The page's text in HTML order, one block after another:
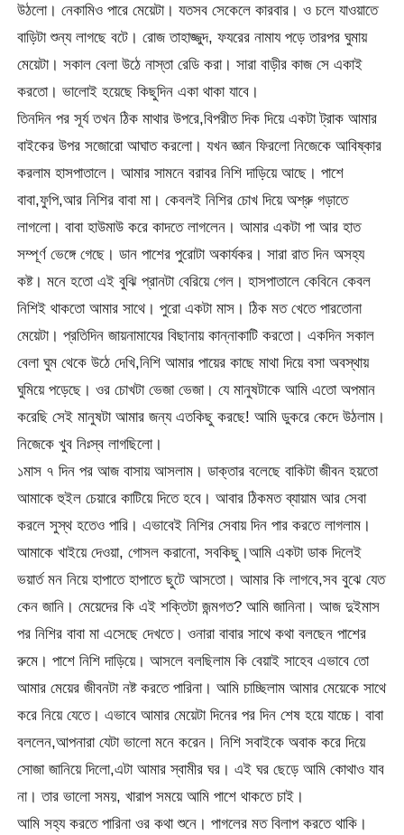
উঠলো। নেকামিও পারে মেয়েটা। যতসব সেকেলে কারবার। ও চলে যাওয়াতে
বাড়িটা শুন্য লাগছে বটে। রোজ তাহাজ্জুদ, ফযরের নামায পড়ে তারপর ঘুমায়
মেয়েটা। সকাল বেলা উঠে নাস্তা রেডি করা। সারা বাড়ীর কাজ সে একাই
করতো। ভালোই হয়েছে কিছুদিন একা থাকা যাবে।
তিনদিন পর সূর্য তখন ঠিক মাথার উপরে,বিপরীত দিক দিয়ে একটা ট্রাক আমার
বাইকের উপর সজোরো আঘাত করলো। যখন জ্ঞান ফিরলো নিজেকে আবিষ্কার
করলাম হাসপাতালে। আমার সামনে বরাবর নিশি দাড়িয়ে আছে। পাশে
বাবা,ফুপি,আর নিশির বাবা মা। কেবলই নিশির চোখ দিয়ে অশ্রু গড়াতে
লাগলো। বাবা হাউমাউ করে কাদতে লাগলেন। আমার একটা পা আর হাত
সম্পূর্ণ ভেঙ্গে গেছে। ডান পাশের পুরোটা অকার্যকর। সারা রাত দিন অসহ্য
কষ্ট। মনে হতো এই বুঝি প্রানটা বেরিয়ে গেল। হাসপাতালে কেবিনে কেবল
নিশিই থাকতো আমার সাথে। পুরো একটা মাস। ঠিক মত খেতে পারতোনা
মেয়েটা। প্রতিদিন জায়নামাযের বিছানায় কান্নাকাটি করতো। একদিন সকাল
বেলা ঘুম থেকে উঠে দেখি,নিশি আমার পায়ের কাছে মাথা দিয়ে বসা অবস্থায়
ঘুমিয়ে পড়েছে। ওর চোখটা ভেজা ভেজা। যে মানুষটাকে আমি এতো অপমান
করেছি সেই মানুষটা আমার জন্য এতকিছু করছে! আমি ডুকরে কেদে উঠলাম।
নিজেকে খুব নিঃস্ব লাগছিলো।
১মাস ৭ দিন পর আজ বাসায় আসলাম। ডাক্তার বলেছে বাকিটা জীবন হয়তো
আমাকে হুইল চেয়ারে কাটিয়ে দিতে হবে। আবার ঠিকমত ব্যায়াম আর সেবা
করলে সুস্থ হতেও পারি। এভাবেই নিশির সেবায় দিন পার করতে লাগলাম।
আমাকে খাইয়ে দেওয়া, গোসল করানো, সবকিছু।আমি একটা ডাক দিলেই
ভয়ার্ত মন নিয়ে হাপাতে হাপাতে ছুটে আসতো। আমার কি লাগবে,সব বুঝে যেত
কেন জানি। মেয়েদের কি এই শক্তিটা জন্মগত? আমি জানিনা। আজ দুইমাস
পর নিশির বাবা মা এসেছে দেখতে। ওনারা বাবার সাথে কথা বলছেন পাশের
রুমে। পাশে নিশি দাড়িয়ে। আসলে বলছিলাম কি বেয়াই সাহেব এভাবে তো
আমার মেয়ের জীবনটা নষ্ট করতে পারিনা। আমি চাচ্ছিলাম আমার মেয়েকে সাথে
করে নিয়ে যেতে। এভাবে আমার মেয়েটা দিনের পর দিন শেষ হয়ে যাচ্চে। বাবা
বললেন,আপনারা যেটা ভালো মনে করেন। নিশি সবাইকে অবাক করে দিয়ে
সোজা জানিয়ে দিলো,এটা আমার স্বামীর ঘর। এই ঘর ছেড়ে আমি কোথাও যাব
না। তার ভালো সময়, খারাপ সময়ে আমি পাশে থাকতে চাই।
আমি সহ্য করতে পারিনা ওর কথা শুনে। পাগলের মত বিলাপ করতে থাকি।